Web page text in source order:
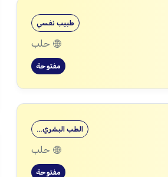
طبيب نفسي
حلب
مفتوحة
الطب البشري…
حلب
مفتوحة